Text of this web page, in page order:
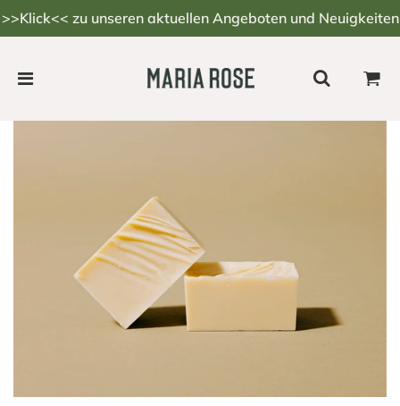
>>Klick<< zu unseren aktuellen Angeboten und Neuigkeiten